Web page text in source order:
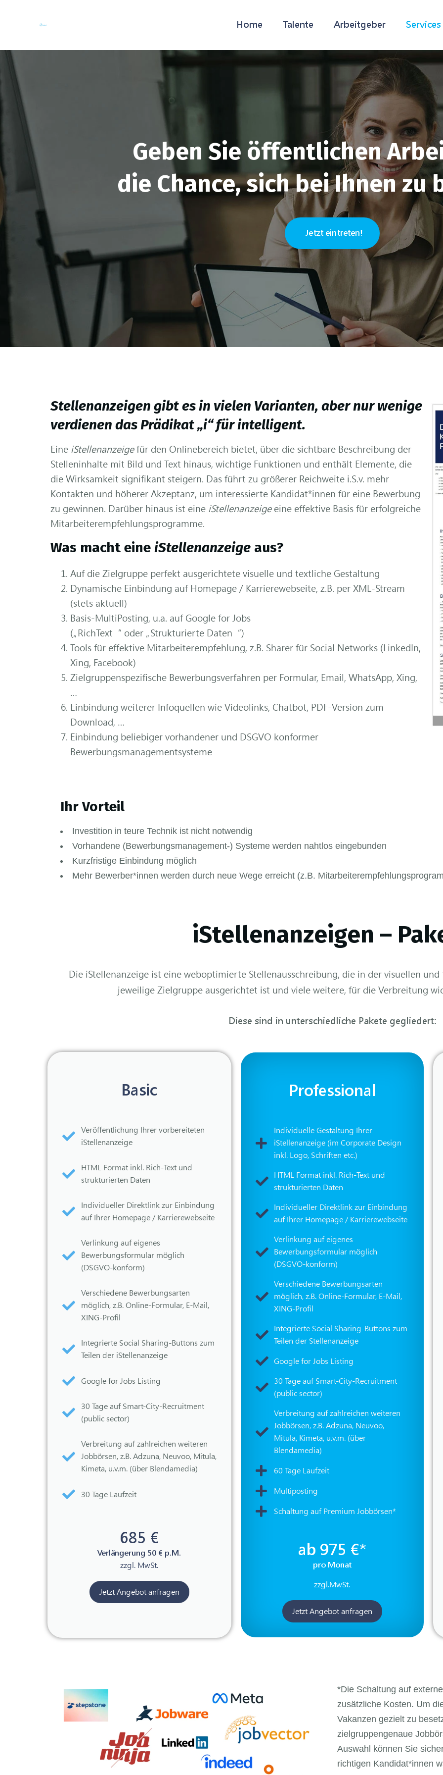
Home Talente Arbeitgeber Services
Geben Sie öffentlichen
die Chance, sich bei Ihnen zu
Jetzt eintreten!
Stellenanzeigen gibt es in vielen Varianten, aber nur wenige
verdienen das Prädikat „i“ für intelligent.
Eine iStellenanzeigefür den Onlinebereich bietet, über die sichtbare Beschreibung der
Stelleninhalte mit Bild und Text hinaus, wichtige Funktionen und enthält Elemente, die
die Wirksamkeit signifikant steigern. Das führt zu größerer Reichweite i.S.v. mehr
Kontakten und höherer Akzeptanz, um interessierte Kandidat*innen für eine Bewerbung
zu gewinnen. Darüber hinaus ist eine iStellenanzeigeeine effektive Basis für erfolgreiche
Mitarbeiterempfehlungsprogramme.
Was macht eine iStellenanzeige aus?
Auf die Zielgruppe perfekt ausgerichtete visuelle und textliche Gestaltung
Dynamische Einbindung auf Homepage / Karrierewebseite, z.B. per XML-Stream
(stets aktuell)
Basis-MultiPosting, u.a. auf Google for Jobs
(„RichText“ oder „Strukturierte Daten“)
Tools für effektive Mitarbeiterempfehlung, z.B. Sharer für Social Networks (LinkedIn,
Xing, Facebook)
Zielgruppenspezifische Bewerbungsverfahren per Formular, Email, WhatsApp, Xing,
…
Einbindung weiterer Infoquellen wie Videolinks, Chatbot, PDF-Version zum
Download, …
Einbindung beliebiger vorhandener und DSGVO konformer
Bewerbungsmanagementsysteme
Ihr Vorteil
Investition in teure Technik ist nicht notwendig
Vorhandene (Bewerbungsmanagement-) Systeme werden nahtlos eingebunden
Kurzfristige Einbindung möglich
Mehr Bewerber*innen werden durch neue Wege erreicht (z.B.
iStellenanzeigen –
Die iStellenanzeige ist eine weboptimierte Stellenausschreibung, die in der visuellen
jeweilige Zielgruppe ausgerichtet ist und viele weitere, für die Verbreitung
Diese sind in unterschiedliche Pakete gegliedert:
Basic
Veröffentlichung Ihrer vorbereiteten
iStellenanzeige
HTML Format inkl. Rich-Text und
strukturierten Daten
Individueller Direktlink zur Einbindung
auf Ihrer Homepage / Karrierewebseite
Verlinkung auf eigenes
Bewerbungsformular möglich
(DSGVO-konform)
Verschiedene Bewerbungsarten
möglich, z.B. Online-Formular, E-Mail,
XING-Profil
Integrierte Social Sharing-Buttons zum
Teilen der iStellenanzeige
Google for Jobs Listing
30 Tage auf Smart-City-Recruitment
(public sector)
Verbreitung auf zahlreichen weiteren
Jobbörsen, z.B. Adzuna, Neuvoo, Mitula,
Kimeta, u.v.m. (über Blendamedia)
30 Tage Laufzeit
685 €
Verlängerung 50 € p.M.
zzgl. MwSt.
Jetzt Angebot anfragen
Professional
Individuelle Gestaltung Ihrer
iStellenanzeige (im Corporate Design
inkl. Logo, Schriften etc.)​
HTML Format inkl. Rich-Text und
strukturierten Daten
Individueller Direktlink zur Einbindung
auf Ihrer Homepage / Karrierewebseite
Verlinkung auf eigenes
Bewerbungsformular möglich
(DSGVO-konform)
Verschiedene Bewerbungsarten
möglich, z.B. Online-Formular, E-Mail,
XING-Profil
Integrierte Social Sharing-Buttons zum
Teilen der Stellenanzeige
Google for Jobs Listing
30 Tage auf Smart-City-Recruitment
(public sector)
Verbreitung auf zahlreichen weiteren
Jobbörsen, z.B. Adzuna, Neuvoo,
Mitula, Kimeta, u.v.m. (über
Blendamedia)
60 Tage Laufzeit
Multiposting
Schaltung auf Premium Jobbörsen*
ab 975 €*
pro Monat
zzgl.MwSt.
Jetzt Angebot anfragen
*Die Schaltung auf
zusätzliche Kosten. Um
Vakanzen gezielt zu
zielgruppengenaue
Auswahl können Sie
richtigen Kandidat*innen